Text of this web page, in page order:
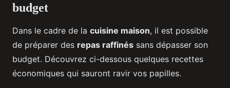
budget
Dans le cadre de la cuisine maison, il est possible
de préparer des repas raffinés sans dépasser son
budget. Découvrez ci-dessous quelques recettes
économiques qui sauront ravir vos papilles.